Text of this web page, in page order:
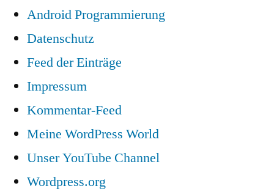
Android Programmierung
Datenschutz
Feed der Einträge
Impressum
Kommentar-Feed
Meine WordPress World
Unser YouTube Channel
Wordpress.org